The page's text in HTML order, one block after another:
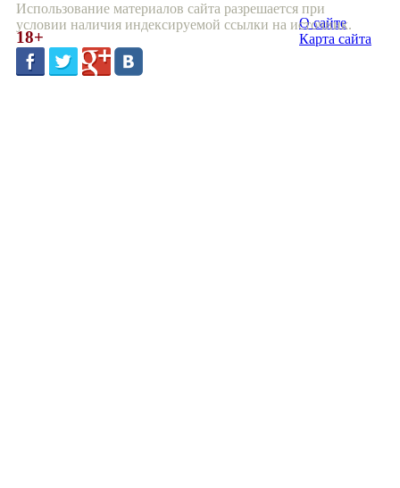
Использование материалов сайта разрешается при
условии наличия индексируемой ссылки на источник.
18+
О сайте
Карта сайта